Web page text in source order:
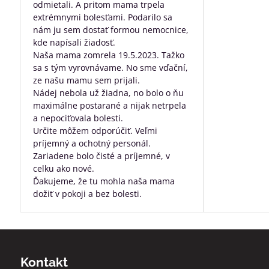
odmietali. A pritom mama trpela
extrémnymi bolesťami. Podarilo sa
nám ju sem dostať formou nemocnice,
kde napísali žiadosť.
Naša mama zomrela 19.5.2023. Tažko
sa s tým vyrovnávame. No sme vďační,
ze našu mamu sem prijali.
Nádej nebola už žiadna, no bolo o ňu
maximálne postarané a nijak netrpela
a nepociťovala bolesti.
Určite môžem odporúčiť. Veľmi
príjemný a ochotný personál.
Zariadene bolo čisté a príjemné, v
celku ako nové.
Ďakujeme, že tu mohla naša mama
dožiť v pokoji a bez bolesti.
Kontakt